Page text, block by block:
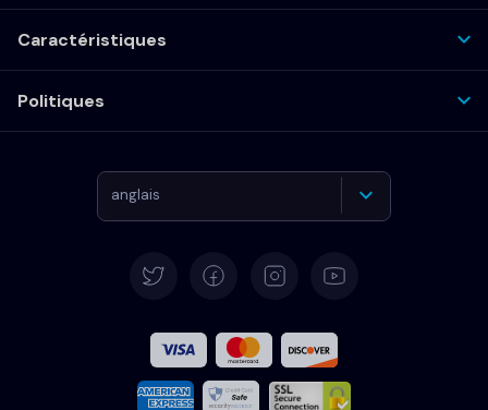
Caractéristiques
Politiques
anglais
Français